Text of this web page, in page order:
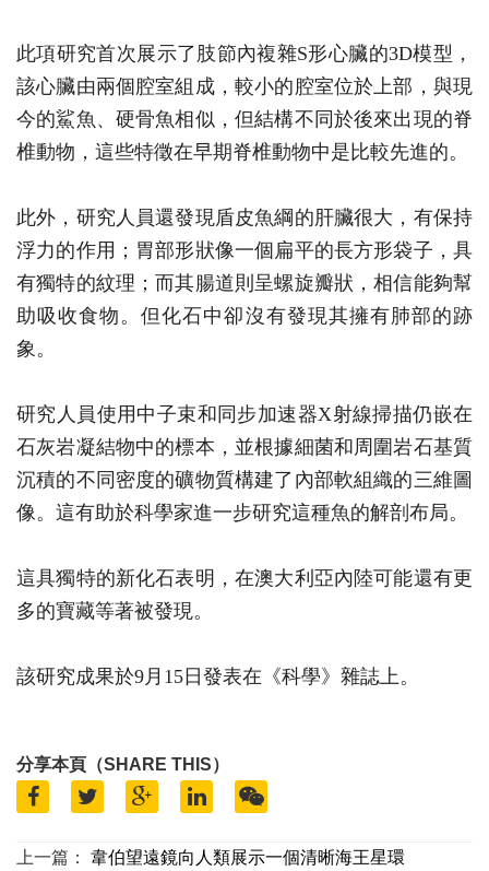
此項研究首次展示了肢節內複雜S形心臟的3D模型，
該心臟由兩個腔室組成，較小的腔室位於上部，與現
今的鯊魚、硬骨魚相似，但結構不同於後來出現的脊
椎動物，這些特徵在早期脊椎動物中是比較先進的。
此外，研究人員還發現盾皮魚綱的肝臟很大，有保持
浮力的作用；胃部形狀像一個扁平的長方形袋子，具
有獨特的紋理；而其腸道則呈螺旋瓣狀，相信能夠幫
助吸收食物。但化石中卻沒有發現其擁有肺部的跡
象。
研究人員使用中子束和同步加速器X射線掃描仍嵌在
石灰岩凝結物中的標本，並根據細菌和周圍岩石基質
沉積的不同密度的礦物質構建了內部軟組織的三維圖
像。這有助於科學家進一步研究這種魚的解剖布局。
這具獨特的新化石表明，在澳大利亞內陸可能還有更
多的寶藏等著被發現。
該研究成果於9月15日發表在《科學》雜誌上。
分享本頁（SHARE THIS）
上一篇：
韋伯望遠鏡向人類展示一個清晰海王星環